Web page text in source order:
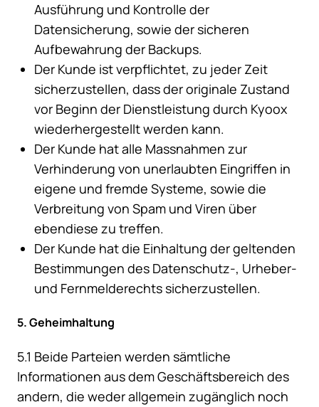
Ausführung und Kontrolle der
Datensicherung, sowie der sicheren
Aufbewahrung der Backups.
Der Kunde ist verpflichtet, zu jeder Zeit
sicherzustellen, dass der originale Zustand
vor Beginn der Dienstleistung durch Kyoox
wiederhergestellt werden kann.
Der Kunde hat alle Massnahmen zur
Verhinderung von unerlaubten Eingriffen in
eigene und fremde Systeme, sowie die
Verbreitung von Spam und Viren über
ebendiese zu treffen.
Der Kunde hat die Einhaltung der geltenden
Bestimmungen des Datenschutz-, Urheber-
und Fernmelderechts sicherzustellen.
5. Geheimhaltung
5.1 Beide Parteien werden sämtliche
Informationen aus dem Geschäftsbereich des
andern, die weder allgemein zugänglich noch